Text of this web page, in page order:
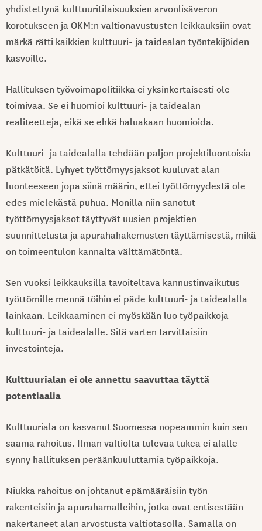
yhdistettynä kulttuuritilaisuuksien arvonlisäveron
korotukseen ja OKM:n valtionavustusten leikkauksiin ovat
märkä rätti kaikkien kulttuuri- ja taidealan työntekijöiden
kasvoille.
Hallituksen työvoimapolitiikka ei yksinkertaisesti ole
toimivaa. Se ei huomioi kulttuuri- ja taidealan
realiteetteja, eikä se ehkä haluakaan huomioida.
Kulttuuri- ja taidealalla tehdään paljon projektiluontoisia
pätkätöitä. Lyhyet työttömyysjaksot kuuluvat alan
luonteeseen jopa siinä määrin, ettei työttömyydestä ole
edes mielekästä puhua. Monilla niin sanotut
työttömyysjaksot täyttyvät uusien projektien
suunnittelusta ja apurahahakemusten täyttämisestä, mikä
on toimeentulon kannalta välttämätöntä.
Sen vuoksi leikkauksilla tavoiteltava kannustinvaikutus
työttömille mennä töihin ei päde kulttuuri- ja taidealalla
lainkaan. Leikkaaminen ei myöskään luo työpaikkoja
kulttuuri- ja taidealalle. Sitä varten tarvittaisiin
investointeja.
Kulttuurialan ei ole annettu saavuttaa täyttä
potentiaalia
Kulttuuriala on kasvanut Suomessa nopeammin kuin sen
saama rahoitus. Ilman valtiolta tulevaa tukea ei alalle
synny hallituksen peräänkuuluttamia työpaikkoja.
Niukka rahoitus on johtanut epämääräisiin työn
rakenteisiin ja apurahamalleihin, jotka ovat entisestään
nakertaneet alan arvostusta valtiotasolla. Samalla on